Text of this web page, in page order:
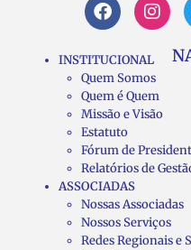
INSTITUCIONAL
Quem Somos
Quem é Quem
Missão e Visão
Estatuto
Fórum de
Relatórios de
ASSOCIADAS
Nossas Associadas
Nossos Serviços
Redes Regionais e